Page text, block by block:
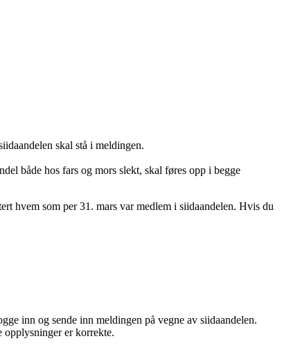
skal stå i meldingen.
både hos fars og mors slekt, skal føres opp i begge
hvem som per 31. mars var medlem i siidaandelen. Hvis du
inn og sende inn meldingen på vegne av siidaandelen.
opplysninger er korrekte.